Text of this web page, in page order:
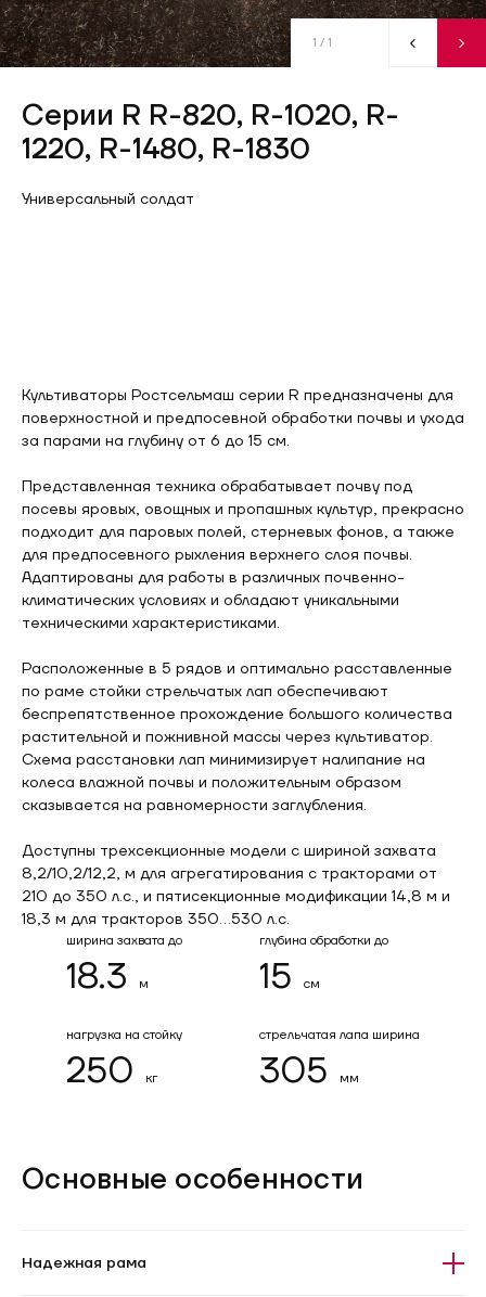
1 / 1
Серии R R-820, R-1020, R-
1220, R-1480, R-1830
Универсальный солдат
ширина захвата до
18.3 м
глубина обработки до
15 см
нагрузка на стойку
250 кг
стрельчатая лапа ширина
305 мм
Культиваторы Ростсельмаш серии R предназначены для
поверхностной и предпосевной обработки почвы и ухода
за парами на глубину от 6 до 15 см.
Представленная техника обрабатывает почву под
посевы яровых, овощных и пропашных культур, прекрасно
подходит для паровых полей, стерневых фонов, а также
для предпосевного рыхления верхнего слоя почвы.
Адаптированы для работы в различных почвенно-
климатических условиях и обладают уникальными
техническими характеристиками.
Расположенные в 5 рядов и оптимально расставленные
по раме стойки стрельчатых лап обеспечивают
беспрепятственное прохождение большого количества
растительной и пожнивной массы через культиватор.
Схема расстановки лап минимизирует налипание на
колеса влажной почвы и положительным образом
сказывается на равномерности заглубления.
Доступны трехсекционные модели с шириной захвата
8,2/10,2/12,2, м для агрегатирования с тракторами от
210 до 350 л.с., и пятисекционные модификации 14,8 м и
18,3 м для тракторов 350…530 л.с.
Основные особенности
Надежная рама